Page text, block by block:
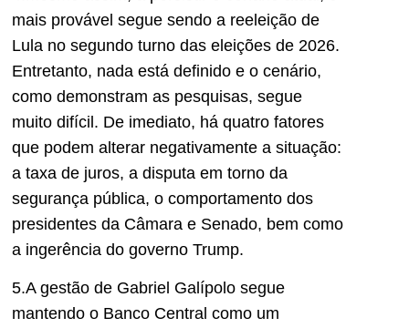
mais provável segue sendo a reeleição de
Lula no segundo turno das eleições de 2026.
Entretanto, nada está definido e o cenário,
como demonstram as pesquisas, segue
muito difícil. De imediato, há quatro fatores
que podem alterar negativamente a situação:
a taxa de juros, a disputa em torno da
segurança pública, o comportamento dos
presidentes da Câmara e Senado, bem como
a ingerência do governo Trump.
5.A gestão de Gabriel Galípolo segue
mantendo o Banco Central como um